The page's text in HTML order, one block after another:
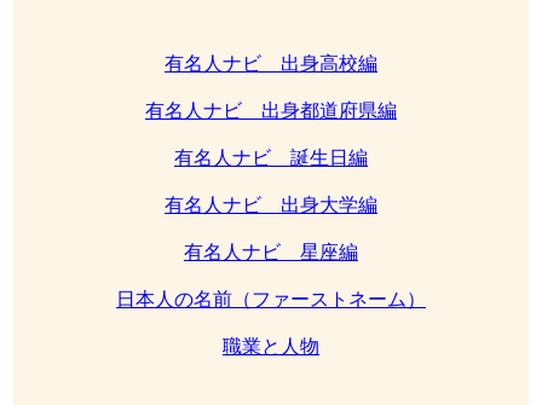
有名人ナビ 出身高校編
有名人ナビ 出身都道府県編
有名人ナビ 誕生日編
有名人ナビ 出身大学編
有名人ナビ 星座編
日本人の名前（ファーストネーム）
職業と人物